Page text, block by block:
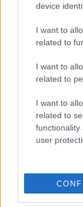
device
I want to
related to
I want to
related to
I want to
related to
functionality
user
versenyző